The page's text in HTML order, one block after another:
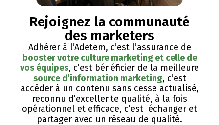
Rejoignez la communauté
des marketers
Adhérer à l’Adetem, c’est l’assurance de
booster votre culture marketing et celle de
vos équipes, c’est bénéficier de la meilleure
source d’information marketing, c’est
accéder à un contenu sans cesse actualisé,
reconnu d’excellente qualité, ​à la fois
opérationnel et efficace, c’est échanger et
partager avec un réseau de qualité.